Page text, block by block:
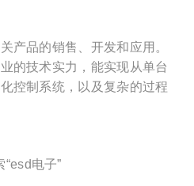
产品的销售、开发和应用。
的技术实力，能实现从单台
控制系统，以及复杂的过程
电子”